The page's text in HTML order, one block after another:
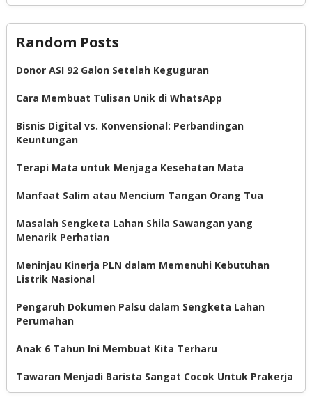
Random Posts
Donor ASI 92 Galon Setelah Keguguran
Cara Membuat Tulisan Unik di WhatsApp
Bisnis Digital vs. Konvensional: Perbandingan
Keuntungan
Terapi Mata untuk Menjaga Kesehatan Mata
Manfaat Salim atau Mencium Tangan Orang Tua
Masalah Sengketa Lahan Shila Sawangan yang
Menarik Perhatian
Meninjau Kinerja PLN dalam Memenuhi Kebutuhan
Listrik Nasional
Pengaruh Dokumen Palsu dalam Sengketa Lahan
Perumahan
Anak 6 Tahun Ini Membuat Kita Terharu
Tawaran Menjadi Barista Sangat Cocok Untuk Prakerja